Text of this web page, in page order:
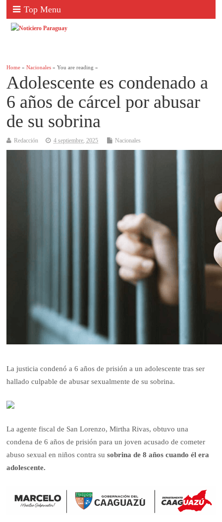
Top Menu
Home »Nacionales » You are reading »
Adolescente es condenado a
6 años de cárcel por abusar
de su sobrina
Redacción 4 septiembre, 2025 Nacionales
La justicia condenó a 6 años de prisión a un adolescente tras ser
hallado culpable de abusar sexualmente de su sobrina.
La agente fiscal de San Lorenzo, Mirtha Rivas, obtuvo una
condena de 6 años de prisión para un joven acusado de cometer
abuso sexual en niños contra susobrina de 8 años cuando él era
adolescente.